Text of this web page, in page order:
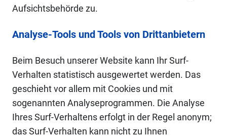
Aufsichtsbehörde zu.
Analyse-Tools und Tools von Drittanbietern
Beim Besuch unserer Website kann Ihr Surf-
Verhalten statistisch ausgewertet werden. Das
geschieht vor allem mit Cookies und mit
sogenannten Analyseprogrammen. Die Analyse
Ihres Surf-Verhaltens erfolgt in der Regel anonym;
das Surf-Verhalten kann nicht zu Ihnen